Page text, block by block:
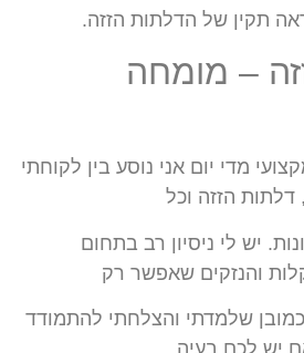
תקין של הדלתות הזזה.
– מומחה
מדי יום אני נוסע בין לקוחתי
דלתות הזזה וכל
יש לי ניסיון רב בתחום
והנזקים שאפשר רק
שלמדתי והצלחתי להתמודד